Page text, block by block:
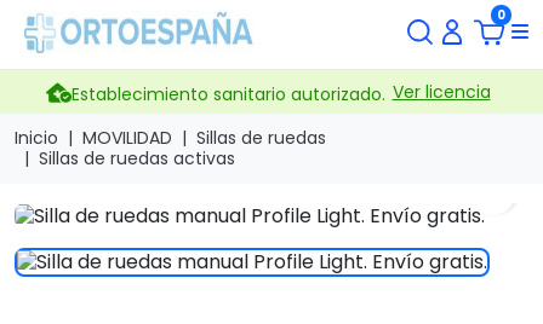
0
Establecimiento sanitario autorizado. Ver licencia
Inicio
MOVILIDAD
Sillas de ruedas
Sillas de ruedas activas